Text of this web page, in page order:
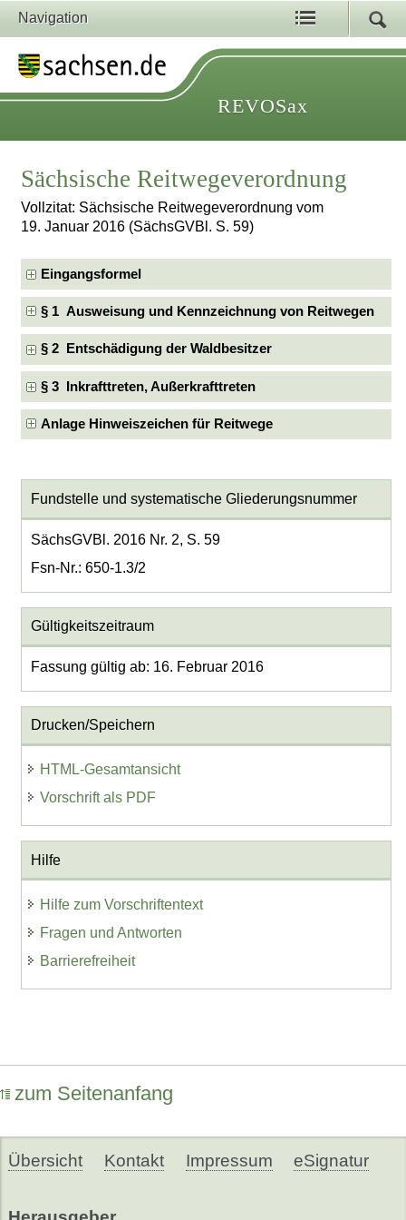
Navigation
REVOSax
Sächsische Reitwegeverordnung
Vollzitat: Sächsische Reitwegeverordnung vom
19. Januar 2016 (SächsGVBl. S. 59)
Eingangsformel
§ 1 Ausweisung und Kennzeichnung von Reitwegen
§ 2 Entschädigung der Waldbesitzer
§ 3 Inkrafttreten, Außerkrafttreten
Anlage Hinweiszeichen für Reitwege
Fundstelle und systematische Gliederungsnummer
SächsGVBl. 2016 Nr. 2, S. 59
Fsn-Nr.: 650-1.3/2
Gültigkeitszeitraum
Fassung gültig ab: 16. Februar 2016
Drucken/Speichern
HTML-Gesamtansicht
Vorschrift als PDF
Hilfe
Hilfe zum Vorschriftentext
Fragen und Antworten
Barrierefreiheit
zum Seitenanfang
Übersicht Kontakt Impressum eSignatur